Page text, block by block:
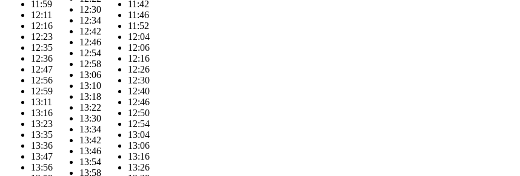
11:59
12:11
12:16
12:23
12:35
12:36
12:47
12:56
12:59
13:11
13:16
13:23
13:35
13:36
13:47
13:56
12:30
12:34
12:42
12:46
12:54
12:58
13:06
13:10
13:18
13:22
13:30
13:34
13:42
13:46
13:54
13:58
11:42
11:46
11:52
12:04
12:06
12:16
12:26
12:30
12:40
12:46
12:50
12:54
13:04
13:06
13:16
13:26